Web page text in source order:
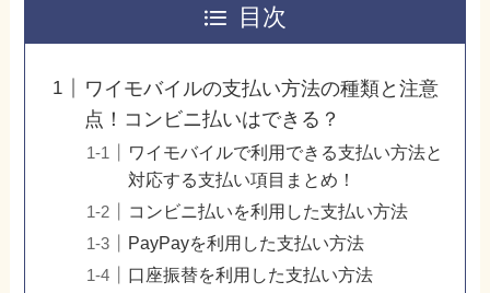
目次
ワイモバイルの支払い方法の種類と注意
点！コンビニ払いはできる？
ワイモバイルで利用できる支払い方法と
対応する支払い項目まとめ！
コンビニ払いを利用した支払い方法
PayPayを利用した支払い方法
口座振替を利用した支払い方法